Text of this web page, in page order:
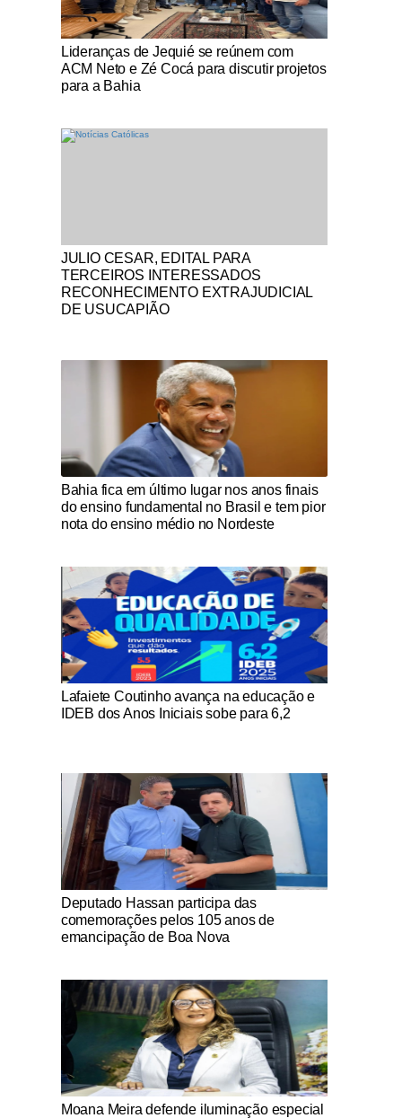
Notícias Católicas
Lideranças de Jequié se reúnem com
ACM Neto e Zé Cocá para discutir projetos
para a Bahia
Notícias Católicas
JULIO CESAR, EDITAL PARA
TERCEIROS INTERESSADOS
RECONHECIMENTO EXTRAJUDICIAL
DE USUCAPIÃO
Notícias Católicas
Bahia fica em último lugar nos anos finais
do ensino fundamental no Brasil e tem pior
nota do ensino médio no Nordeste
Notícias Católicas
Lafaiete Coutinho avança na educação e
IDEB dos Anos Iniciais sobe para 6,2
Notícias Católicas
Deputado Hassan participa das
comemorações pelos 105 anos de
emancipação de Boa Nova
Notícias Católicas
Moana Meira defende iluminação especial